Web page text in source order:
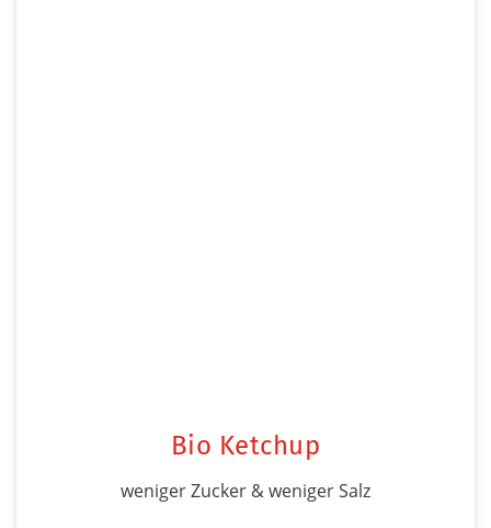
Bio Ketchup
weniger Zucker & weniger Salz